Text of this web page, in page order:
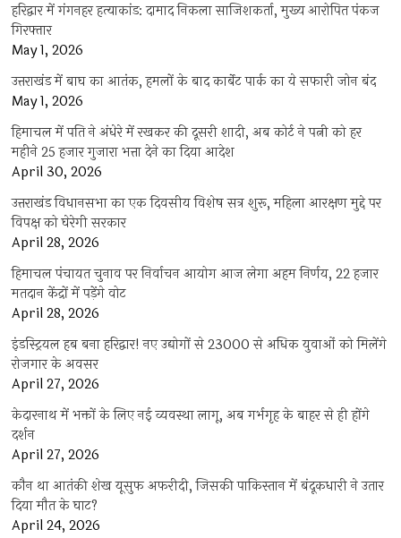
हरिद्वार में गंगनहर हत्याकांड: दामाद निकला साजिशकर्ता, मुख्य आरोपित पंकज
गिरफ्तार
May 1, 2026
उत्तराखंड में बाघ का आतंक, हमलों के बाद कार्बेट पार्क का ये सफारी जोन बंद
May 1, 2026
हिमाचल में पति ने अंधेरे में रखकर की दूसरी शादी, अब कोर्ट ने पत्नी को हर
महीने 25 हजार गुजारा भत्ता देने का दिया आदेश
April 30, 2026
उत्तराखंड विधानसभा का एक दिवसीय विशेष सत्र शुरू, महिला आरक्षण मुद्दे पर
विपक्ष को घेरेगी सरकार
April 28, 2026
हिमाचल पंचायत चुनाव पर निर्वाचन आयोग आज लेगा अहम निर्णय, 22 हजार
मतदान केंद्रों में पड़ेंगे वोट
April 28, 2026
इंडस्ट्रियल हब बना हरिद्वार! नए उद्योगों से 23000 से अधिक युवाओं को मिलेंगे
रोजगार के अवसर
April 27, 2026
केदारनाथ में भक्तों के लिए नई व्यवस्था लागू, अब गर्भगृह के बाहर से ही होंगे
दर्शन
April 27, 2026
कौन था आतंकी शेख यूसुफ अफरीदी, जिसकी पाकिस्तान में बंदूकधारी ने उतार
दिया मौत के घाट?
April 24, 2026